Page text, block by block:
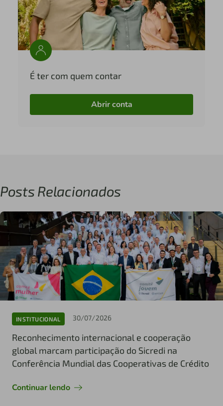
É ter com quem contar
Abrir conta
Posts Relacionados
INSTITUCIONAL 30/07/2026
Reconhecimento internacional e cooperação
global marcam participação do Sicredi na
Conferência Mundial das Cooperativas de Crédito
Continuar lendo